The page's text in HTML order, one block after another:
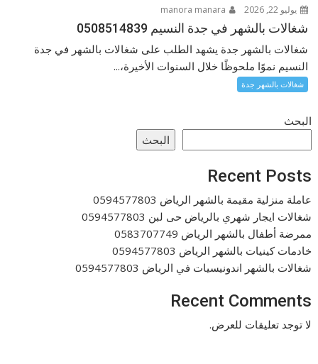
يوليو 22, 2026
شغالات بالشهر في جدة النسيم 0508514839
شغالات بالشهر جدة يشهد الطلب على شغالات بالشهر في جدة
النسيم نموًا ملحوظًا خلال السنوات الأخيرة،...
شغالات بالشهر جدة
البحث
البحث
Recent Posts
عاملة منزلية مقيمة بالشهر الرياض 0594577803
شغالات ايجار شهري بالرياض حى لبن 0594577803
ممرضة أطفال بالشهر الرياض 0583707749
خادمات كينيات بالشهر الرياض 0594577803
شغالات بالشهر اندونيسيات في الرياض 0594577803
Recent Comments
لا توجد تعليقات للعرض.